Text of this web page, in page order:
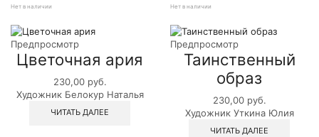
Нет в наличии
Предпросмотр
Цветочная ария
230,00 руб.
Художник Белокур Наталья
ЧИТАТЬ ДАЛЕЕ
Нет в наличии
Предпросмотр
Таинственный
образ
230,00 руб.
Художник Уткина Юлия
ЧИТАТЬ ДАЛЕЕ